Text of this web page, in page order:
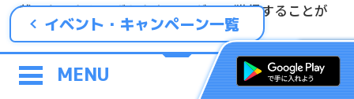
MENU
載のものからいずれかをランダムで獲得することが
できます。
プレゼントをどんどん贈り合ってたくさんの報酬を
イベント・キャンペーン一覧